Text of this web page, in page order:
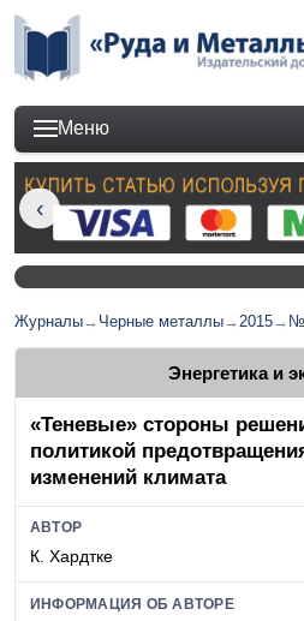
Меню
Журналы→ Черные металлы→2015→
Энергетика и
«Теневые» стороны
политикой
изменений климата
АВТОР
К. Хардтке
ИНФОРМАЦИЯ ОБ АВТОРЕ